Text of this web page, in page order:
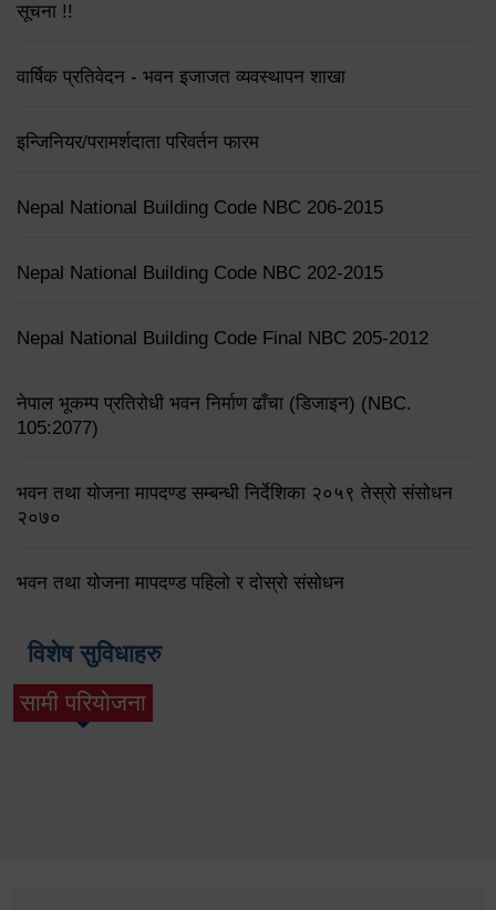
सूचना !!
वार्षिक प्रतिवेदन - भवन इजाजत व्यवस्थापन शाखा
इन्जिनियर/परामर्शदाता परिवर्तन फारम
Nepal National Building Code NBC 206-2015
Nepal National Building Code NBC 202-2015
Nepal National Building Code Final NBC 205-2012
नेपाल भूकम्प प्रतिरोधी भवन निर्माण ढाँचा (डिजाइन) (NBC.
105:2077)
भवन तथा योजना मापदण्ड सम्बन्धी निर्देशिका २०५९ तेस्रो संसोधन
२०७०
भवन तथा योजना मापदण्ड पहिलो र दोस्रो संसोधन
विशेष सुविधाहरु
सामी परियोजना
(active tab)